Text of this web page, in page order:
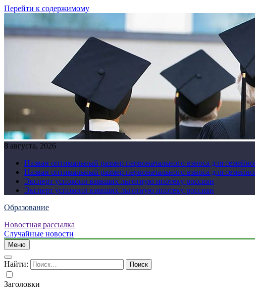
Перейти к содержимому
8 августа, 2026
Назван оптимальный размер первоначального взноса для
Назван оптимальный размер первоначального взноса для
Эксперт успокоил взявших льготную ипотеку россиян
Эксперт успокоил взявших льготную ипотеку россиян
Образование
Новостная рассылка
Случайные новости
Меню
Найти:
Заголовки